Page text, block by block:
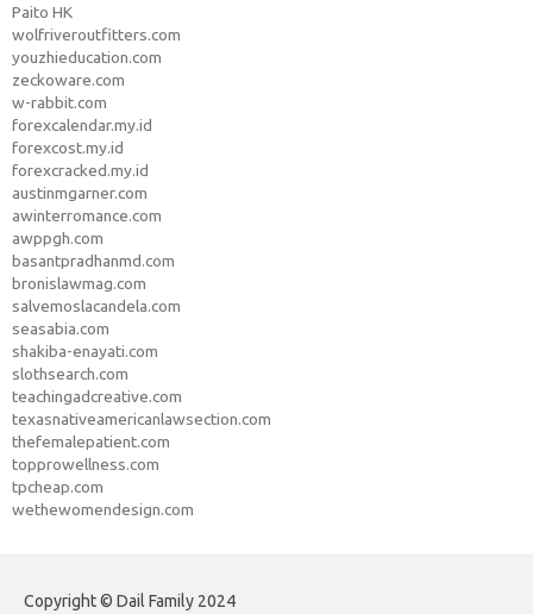
Paito HK
wolfriveroutfitters.com
youzhieducation.com
zeckoware.com
w-rabbit.com
forexcalendar.my.id
forexcost.my.id
forexcracked.my.id
austinmgarner.com
awinterromance.com
awppgh.com
basantpradhanmd.com
bronislawmag.com
salvemoslacandela.com
seasabia.com
shakiba-enayati.com
slothsearch.com
teachingadcreative.com
texasnativeamericanlawsection.com
thefemalepatient.com
topprowellness.com
tpcheap.com
wethewomendesign.com
Copyright © Dail Family 2024